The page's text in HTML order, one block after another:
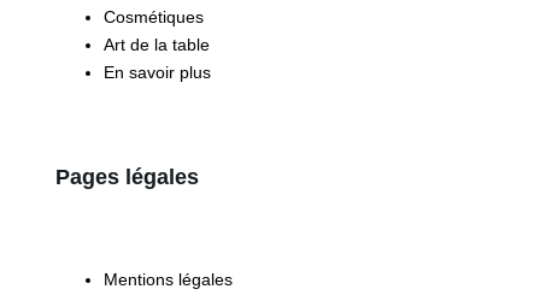
Cosmétiques
Art de la table
En savoir plus
Pages légales
Mentions légales